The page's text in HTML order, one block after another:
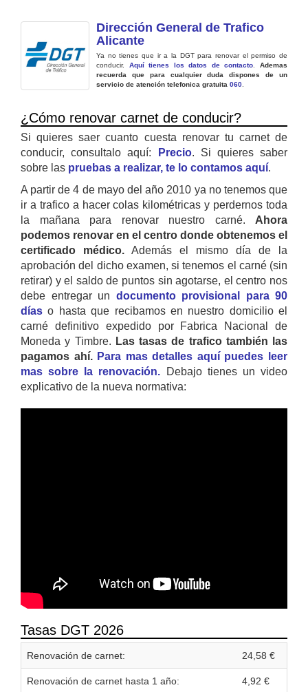
Dirección General de Trafico
Alicante
Ya no tienes que ir a la DGT para renovar el permiso de
conducir. Aquí tienes los datos de contacto .Ademas
recuerda que para cualquier duda dispones de un
servicio de atención telefonica gratuita 060
¿Cómo renovar carnet de conducir?
Si quieres saer cuanto cuesta renovar tu carnet de
conducir, consultalo aquí:
Precio. Si quieres saber
sobre las pruebas a realizar, te lo contamos aquí.
A partir de 4 de mayo del año 2010 ya no tenemos que
ir a trafico a hacer colas kilométricas y perdernos toda
la mañana para renovar nuestro carné. Ahora
podemos renovar en el centro donde obtenemos el
certificado médico. Además el mismo día de la
aprobación del dicho examen, si tenemos el carné (sin
retirar) y el saldo de puntos sin agotarse, el centro nos
debe entregar un documento provisional para 90
días o hasta que recibamos en nuestro domicilio el
carné definitivo expedido por Fabrica Nacional de
Moneda y Timbre. Las tasas de trafico también las
pagamos ahí. Para mas detalles aquí puedes leer
mas sobre la renovación. Debajo tienes un video
explicativo de la nueva normativa:
Tasas DGT 2026
Renovación de carnet: 24,58 €
Renovación de carnet hasta 1 año: 4,92 €